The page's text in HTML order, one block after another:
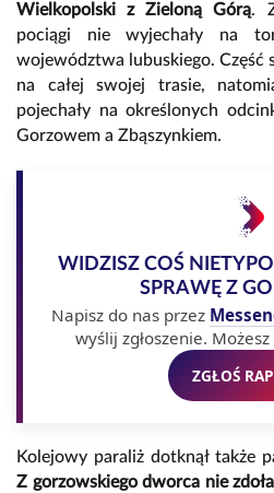
Wielkopolski z Zieloną Górą.
pociągi nie wyjechały na
województwa lubuskiego. Część
na całej swojej trasie,
pojechały na określonych
Gorzowem a Zbąszynkiem.
WIDZISZ COŚ
SPRAWĘ Z
Napisz do nas przez
wyślij zgłoszenie.
ZGŁOŚ
Kolejowy paraliż dotknął także
Z gorzowskiego dworca nie